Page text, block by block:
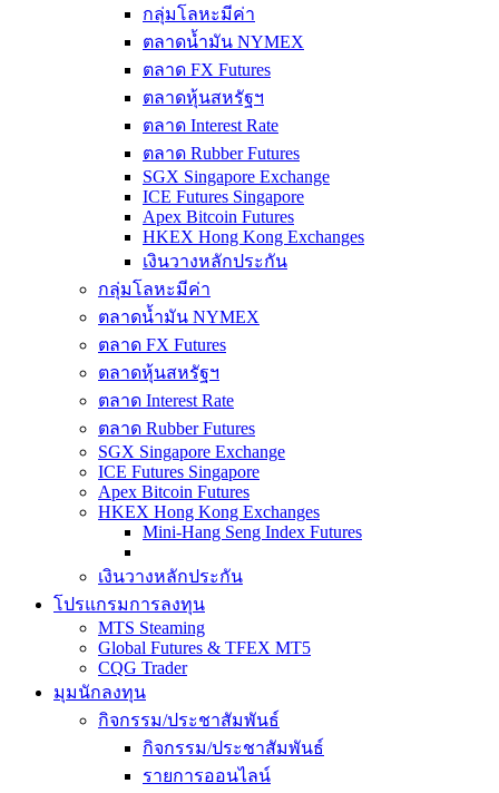
กลุ่มโลหะมีค่า
ตลาดน้ำมัน NYMEX
ตลาด FX Futures
ตลาดหุ้นสหรัฐฯ
ตลาด Interest Rate
ตลาด Rubber Futures
SGX Singapore Exchange
ICE Futures Singapore
Apex Bitcoin Futures
HKEX Hong Kong Exchanges
เงินวางหลักประกัน
กลุ่มโลหะมีค่า
ตลาดน้ำมัน NYMEX
ตลาด FX Futures
ตลาดหุ้นสหรัฐฯ
ตลาด Interest Rate
ตลาด Rubber Futures
SGX Singapore Exchange
ICE Futures Singapore
Apex Bitcoin Futures
HKEX Hong Kong Exchanges
Mini-Hang Seng Index Futures
เงินวางหลักประกัน
โปรแกรมการลงทุน
MTS Steaming
Global Futures & TFEX MT5
CQG Trader
มุมนักลงทุน
กิจกรรม/ประชาสัมพันธ์
กิจกรรม/ประชาสัมพันธ์
รายการออนไลน์